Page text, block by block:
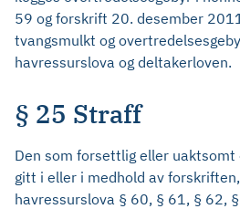
59 og forskrift 20. desember
tvangsmulkt og
havressurslova og deltakerloven.
§ 25 Straff
Den som forsettlig eller
gitt i eller i medhold av
havressurslova § 60, § 61, § 62,